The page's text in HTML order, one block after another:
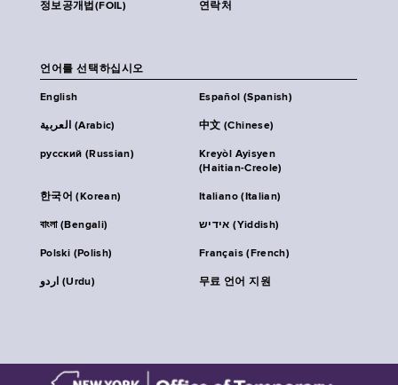
정보공개법(FOIL) 연락처
언어를 선택하십시오
English Español (Spanish)
العربية (Arabic) 中文 (Chinese)
русский (Russian)
Kreyòl Ayisyen
(Haitian-Creole)
한국어 (Korean) Italiano (Italian)
বাংলা (Bengali) אידיש (Yiddish)
Polski (Polish) Français (French)
اردو (Urdu) 무료 언어 지원